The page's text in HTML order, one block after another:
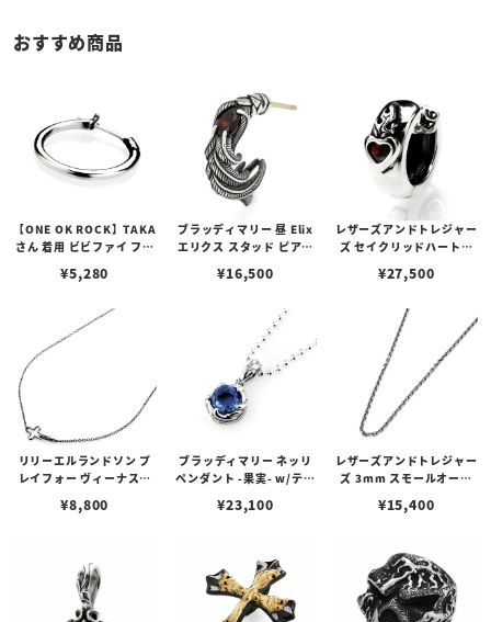
おすすめ商品
【ONE OK ROCK】TAKA
さん 着用 ビビファイ フー
¥5,280
ブラッディマリー 昼 Elix
エリクス スタッド ピアス
¥16,500
レザーズアンドトレジャー
ズ セイクリッドハートピ
¥27,500
リリーエルランドソン プ
レイフォー ヴィーナスチ
¥8,800
ブラッディマリー ネッリ
ペンダント -果実- w/ティ
¥23,100
レザーズアンドトレジャー
ズ 3mm スモールオーバ
ブスタークラスプ＆LTロ
¥15,400